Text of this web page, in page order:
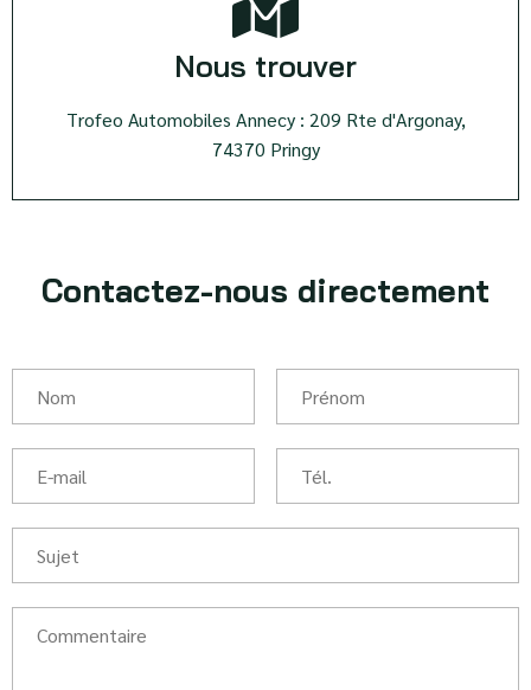
Nous trouver
Trofeo Automobiles Annecy : 209 Rte d'Argonay,
74370 Pringy
Contactez-nous directement